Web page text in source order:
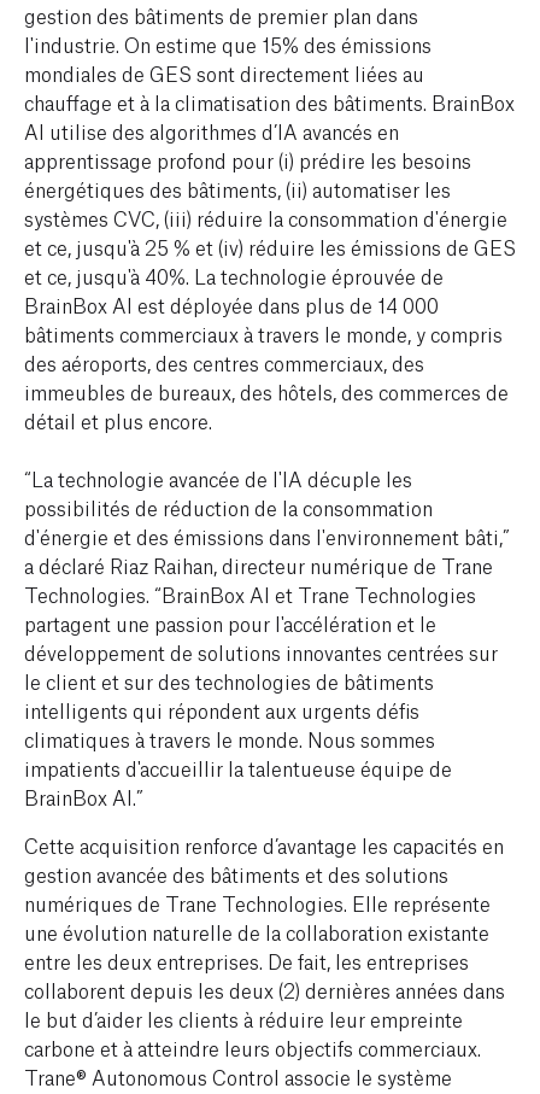
gestion des bâtiments de premier plan dans
l'industrie. On estime que 15% des émissions
mondiales de GES sont directement liées au
chauffage et à la climatisation des bâtiments. BrainBox
AI utilise des algorithmes d’IA avancés en
apprentissage profond pour (i) prédire les besoins
énergétiques des bâtiments, (ii) automatiser les
systèmes CVC, (iii) réduire la consommation d'énergie
et ce, jusqu'à 25 % et (iv) réduire les émissions de GES
et ce, jusqu'à 40%. La technologie éprouvée de
BrainBox AI est déployée dans plus de 14 000
bâtiments commerciaux à travers le monde, y compris
des aéroports, des centres commerciaux, des
immeubles de bureaux, des hôtels, des commerces de
détail et plus encore.
“La technologie avancée de l'IA décuple les
possibilités de réduction de la consommation
d'énergie et des émissions dans l'environnement bâti,”
a déclaré Riaz Raihan, directeur numérique de Trane
Technologies. “BrainBox AI et Trane Technologies
partagent une passion pour l'accélération et le
développement de solutions innovantes centrées sur
le client et sur des technologies de bâtiments
intelligents qui répondent aux urgents défis
climatiques à travers le monde. Nous sommes
impatients d'accueillir la talentueuse équipe de
BrainBox AI.”
Cette acquisition renforce d’avantage les capacités en
gestion avancée des bâtiments et des solutions
numériques de Trane Technologies. Elle représente
une évolution naturelle de la collaboration existante
entre les deux entreprises. De fait, les entreprises
collaborent depuis les deux (2) dernières années dans
le but d’aider les clients à réduire leur empreinte
carbone et à atteindre leurs objectifs commerciaux.
Trane® Autonomous Control associe le système